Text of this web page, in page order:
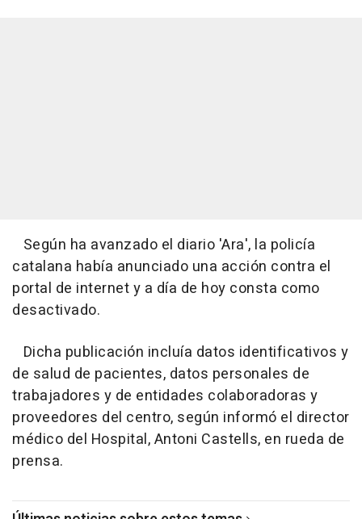
Según ha avanzado el diario 'Ara', la policía
catalana había anunciado una acción contra el
portal de internet y a día de hoy consta como
desactivado.
Dicha publicación incluía datos identificativos y
de salud de pacientes, datos personales de
trabajadores y de entidades colaboradoras y
proveedores del centro, según informó el director
médico del Hospital, Antoni Castells, en rueda de
prensa.